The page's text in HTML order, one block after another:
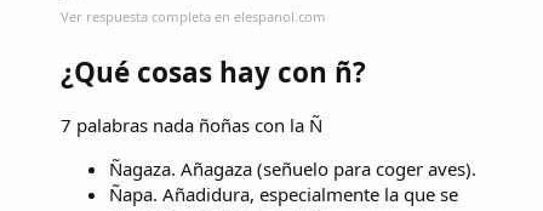
Ver respuesta completa en elespanol.com
¿Qué cosas hay con ñ?
7 palabras nada ñoñas con la Ñ
Ñagaza. Añagaza (señuelo para coger aves).
Ñapa. Añadidura, especialmente la que se